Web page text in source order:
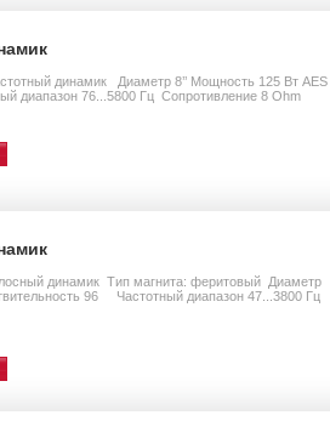
динамик Диаметр 8’’ Мощность 125 Вт AES
диапазон 76...5800 Гц Сопротивление 8 Ohm
динамик Тип магнита: феритовый Диаметр
96 Частотный диапазон 47...3800 Гц